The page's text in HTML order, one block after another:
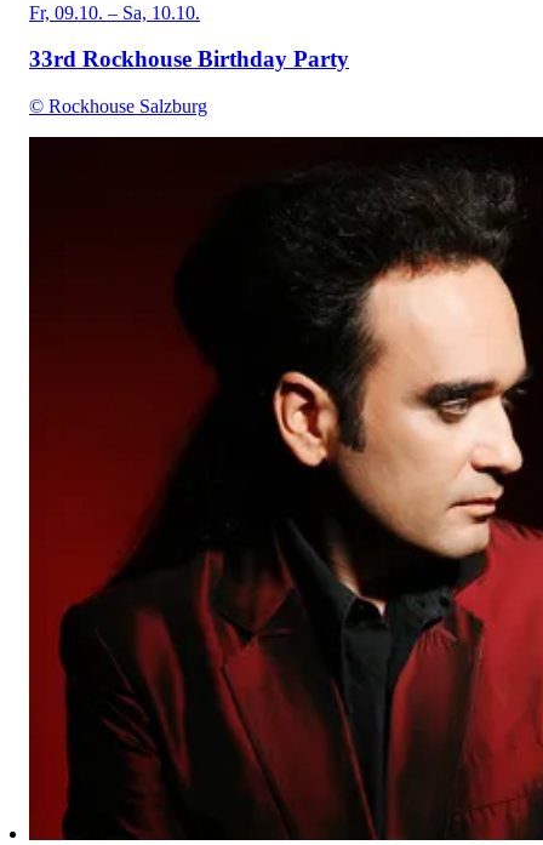
Fr, 09.10. – Sa, 10.10.
33rd Rockhouse Birthday Party
© Rockhouse Salzburg